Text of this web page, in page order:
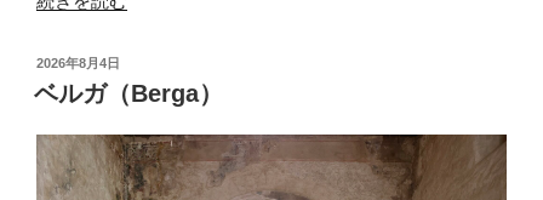
ル
テ
ナ
ダ
投
2026年8月4日
ベルガ（Berga）